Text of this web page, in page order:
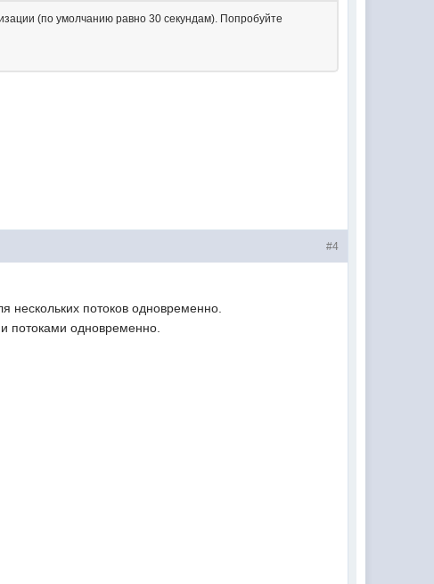
(по умолчанию равно 30 секундам). Попробуйте
#4
нескольких потоков одновременно.
потоками одновременно.